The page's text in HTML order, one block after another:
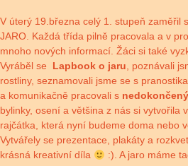
V úterý 19.března celý 1. stupeň zaměřil
JARO. Každá třída pilně pracovala a v
mnoho nových informací. Žáci si také
Vyráběl se Lapbook o jaru, poznávali
rostliny, seznamovali jsme se s
a komunikačně pracovali s
bylinky, osení a většina z nás si vytvořila
rajčátka, která nyní budeme doma nebo
Vytvářely se prezentace, plakáty a
krásná kreativní díla
:). A jaro máme